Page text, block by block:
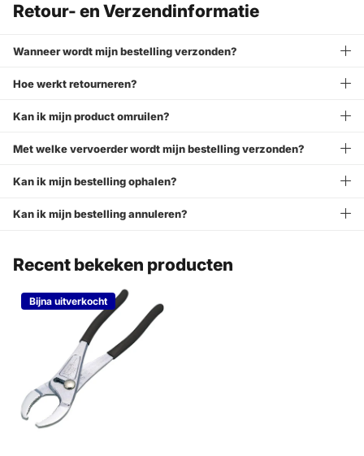
Retour- en Verzendinformatie
Wanneer wordt mijn bestelling verzonden?
Hoe werkt retourneren?
Kan ik mijn product omruilen?
Met welke vervoerder wordt mijn bestelling verzonden?
Kan ik mijn bestelling ophalen?
Kan ik mijn bestelling annuleren?
Recent bekeken producten
Bijna uitverkocht